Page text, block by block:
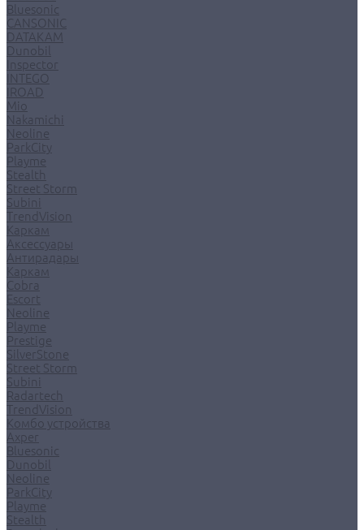
Bluesonic
CANSONIC
DATAKAM
Dunobil
Inspector
INTEGO
IROAD
Mio
Nakamichi
Neoline
ParkCity
Playme
Stealth
Street Storm
Subini
TrendVision
Каркам
Аксессуары
Антирадары
Каркам
Cobra
Escort
Neoline
Playme
Prestige
SilverStone
Street Storm
Subini
Radartech
TrendVision
Комбо устройства
Axper
Bluesonic
Dunobil
Neoline
ParkCity
Playme
Stealth